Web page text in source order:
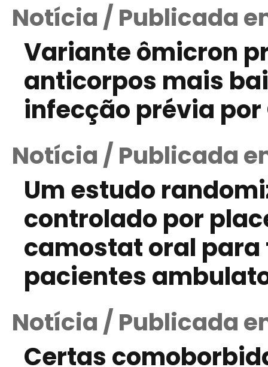
Notícia / Publicada
Variante ômicron
anticorpos mais
infecção prévia por
Notícia / Publicada
Um estudo
controlado por
camostat oral
pacientes
Notícia / Publicada
Certas